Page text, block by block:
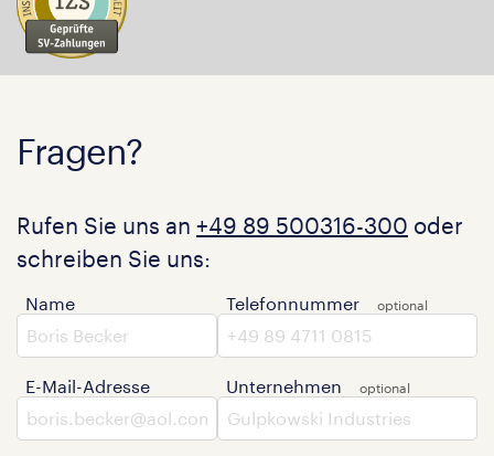
Fragen?
Rufen Sie uns an +49 89 500316-300 oder
schreiben Sie uns:
Name
E-Mail-Adresse
Telefonnummer
Unternehmen